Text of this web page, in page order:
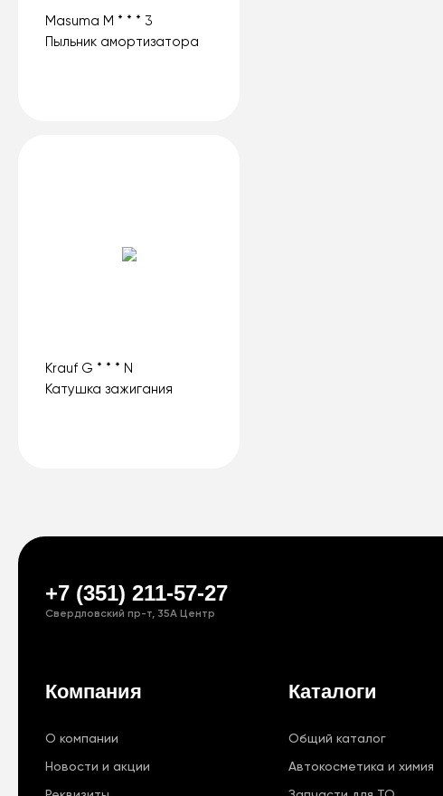
Masuma M * * * 3
Пыльник амортизатора
Krauf G * * * N
Катушка зажигания
+7 (351) 211-57-27
Свердловский пр-т, 35А Центр
Компания
О компании
Новости и акции
Каталоги
Общий каталог
Автокосметика и химия